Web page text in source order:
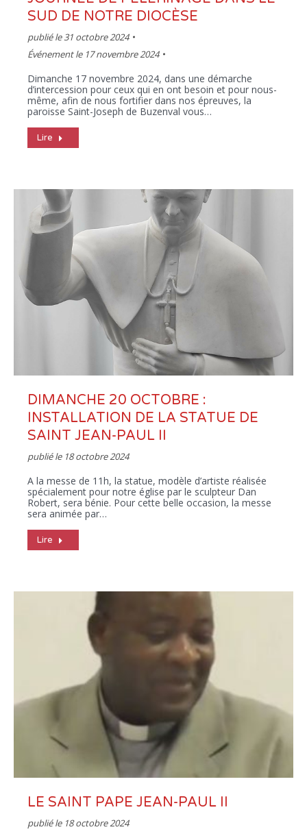
SUD DE NOTRE DIOCÈSE
publié le31 octobre 2024
Événement le 17 novembre 2024
Dimanche 17 novembre 2024, dans une démarche
d’intercession pour ceux qui en ont besoin et pour nous-
même, afin de nous fortifier dans nos épreuves, la
paroisse Saint-Joseph de Buzenval vous…
Lire
DIMANCHE 20 OCTOBRE :
INSTALLATION DE LA STATUE DE
SAINT JEAN-PAUL II
publié le 18 octobre 2024
A la messe de 11h, la statue, modèle d’artiste réalisée
spécialement pour notre église par le sculpteur Dan
Robert, sera bénie. Pour cette belle occasion, la messe
sera animée par…
Lire
LE SAINT PAPE JEAN-PAUL II
publié le 18 octobre 2024